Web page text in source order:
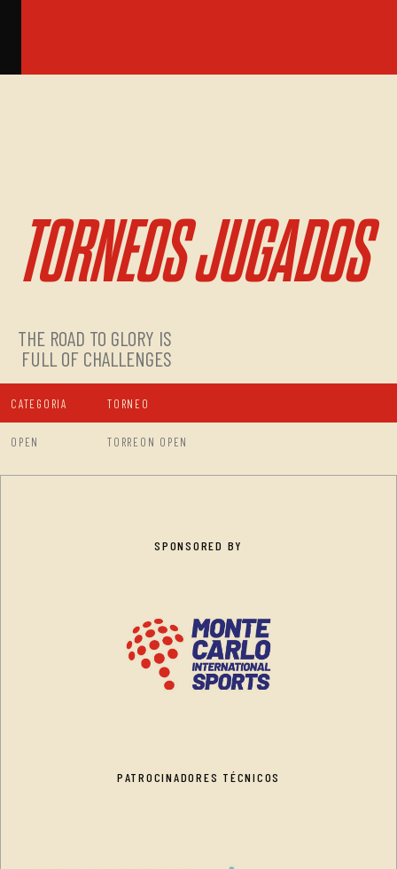
TORNEOS JUGADOS
THE ROAD TO GLORY IS
FULL OF CHALLENGES
CATEGORIA TORNEO
OPEN TORREON OPEN
SPONSORED BY
PATROCINADORES TÉCNICOS